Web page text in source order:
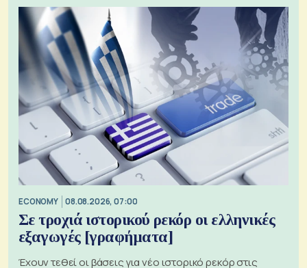
ECONOMY 08.08.2026, 07:00
Σε τροχιά ιστορικού ρεκόρ οι ελληνικές
εξαγωγές [γραφήματα]
Έχουν τεθεί οι βάσεις για νέο ιστορικό ρεκόρ στις